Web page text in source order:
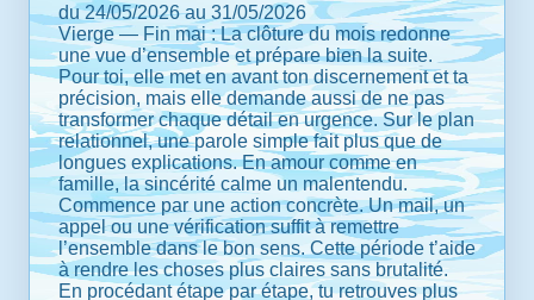
du 24/05/2026 au 31/05/2026
Vierge — Fin mai : La clôture du mois redonne
une vue d’ensemble et prépare bien la suite.
Pour toi, elle met en avant ton discernement et ta
précision, mais elle demande aussi de ne pas
transformer chaque détail en urgence. Sur le plan
relationnel, une parole simple fait plus que de
longues explications. En amour comme en
famille, la sincérité calme un malentendu.
Commence par une action concrète. Un mail, un
appel ou une vérification suffit à remettre
l’ensemble dans le bon sens. Cette période t’aide
à rendre les choses plus claires sans brutalité.
En procédant étape par étape, tu retrouves plus